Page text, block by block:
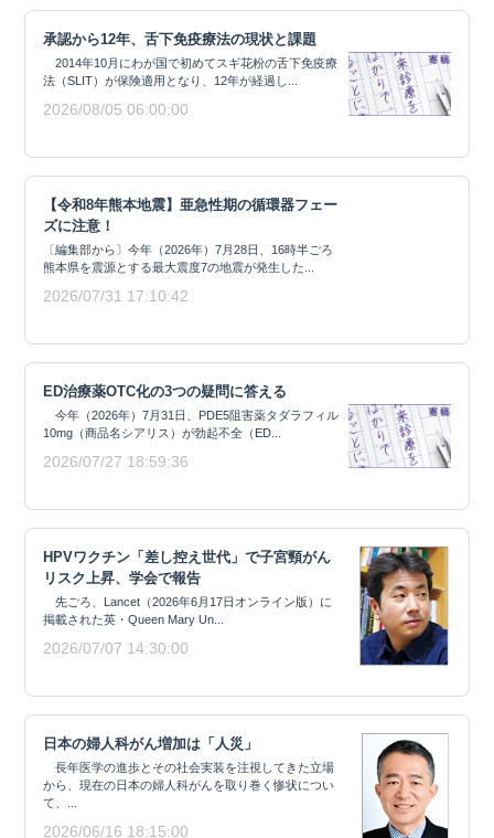
承認から12年、舌下免疫療法の現状と課題
2014年10月にわが国で初めてスギ花粉の舌下免疫療
法（SLIT）が保険適用となり、12年が経過し...
2026/08/05 06:00:00
【令和8年熊本地震】亜急性期の循環器フェー
ズに注意！
〔編集部から〕今年（2026年）7月28日、16時半ごろ
熊本県を震源とする最大震度7の地震が発生した...
2026/07/31 17:10:42
ED治療薬OTC化の3つの疑問に答える
今年（2026年）7月31日、PDE5阻害薬タダラフィル
10mg（商品名シアリス）が勃起不全（ED...
2026/07/27 18:59:36
HPVワクチン「差し控え世代」で子宮頸がん
リスク上昇、学会で報告
先ごろ、Lancet（2026年6月17日オンライン版）に
掲載された英・Queen Mary Un...
2026/07/07 14:30:00
日本の婦人科がん増加は「人災」
長年医学の進歩とその社会実装を注視してきた立場
から、現在の日本の婦人科がんを取り巻く惨状につい
て、...
2026/06/16 18:15:00